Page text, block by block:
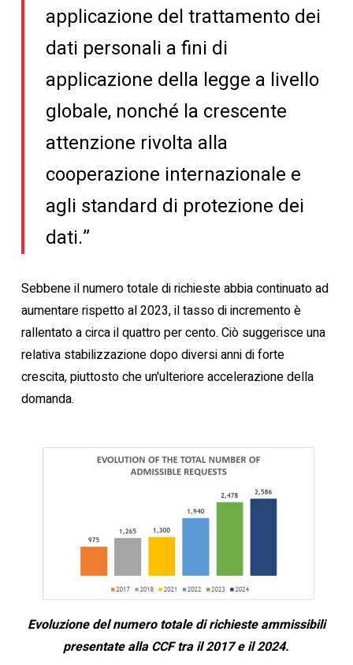
applicazione del trattamento dei
dati personali a fini di
applicazione della legge a livello
globale, nonché la crescente
attenzione rivolta alla
cooperazione internazionale e
agli standard di protezione dei
dati.”
Sebbene il numero totale di richieste abbia continuato ad
aumentare rispetto al 2023, il tasso di incremento è
rallentato a circa il quattro per cento. Ciò suggerisce una
relativa stabilizzazione dopo diversi anni di forte
crescita, piuttosto che un'ulteriore accelerazione della
domanda.
Evoluzione del numero totale di richieste ammissibili
presentate alla CCF tra il 2017 e il 2024.